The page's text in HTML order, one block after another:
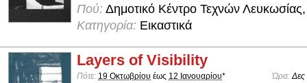
Πού: Δημοτικό Κέντρο Τεχνών
Κατηγορία: Εικαστικά
Layers of Visibility
Πότε: 19 Οκτωβρίου έως 12 Ιανουαρίου* Ώρα:Δες